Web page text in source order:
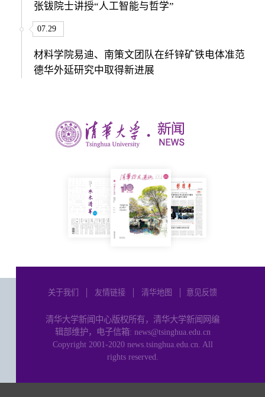
张钹院士讲授“人工智能与哲学”
07.29
材料学院易迪、南策文团队在纤锌矿铁电体准范
德华外延研究中取得新进展
关于我们 友情链接 清华地图 意见反馈
清华大学新闻中心版权所有，清华大学新闻网编
辑部维护，电子信箱: news@tsinghua.edu.cn
Copyright 2001-2020 news.tsinghua.edu.cn. All
rights reserved.